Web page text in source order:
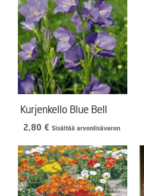
Kurjenkello Blue Bell
2,80 € Sisältää arvonlisäveron